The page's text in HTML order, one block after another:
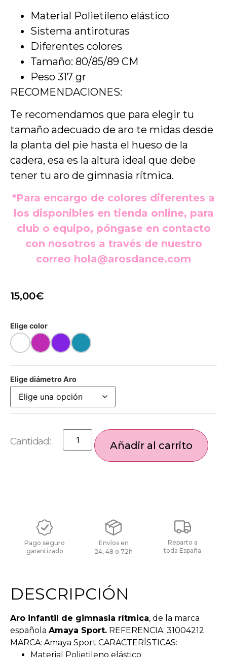
Material Polietileno elástico
Sistema antiroturas
Diferentes colores
Tamaño: 80/85/89 CM
Peso 317 gr
RECOMENDACIONES:
Te recomendamos que para elegir tu
tamaño adecuado de aro te midas desde
la planta del pie hasta el hueso de la
cadera, esa es la altura ideal que debe
tener tu aro de gimnasia rítmica.
*Para encargo de colores diferentes a
los disponibles en tienda online, para
club o equipo, póngase en contacto
con nosotros a través de nuestro
correo hola@arosdance.com
15,00€
Elige color
Elige diámetro Aro
Añadir al carrito
Pago seguro
garantizado
Envíos en
24, 48 o 72h
Reparto a
toda España
DESCRIPCIÓN
Aro infantil de gimnasia rítmica, de la marca
española Amaya Sport. REFERENCIA: 31004212
MARCA: Amaya Sport CARACTERÍSTICAS:
Material Polietileno elástico